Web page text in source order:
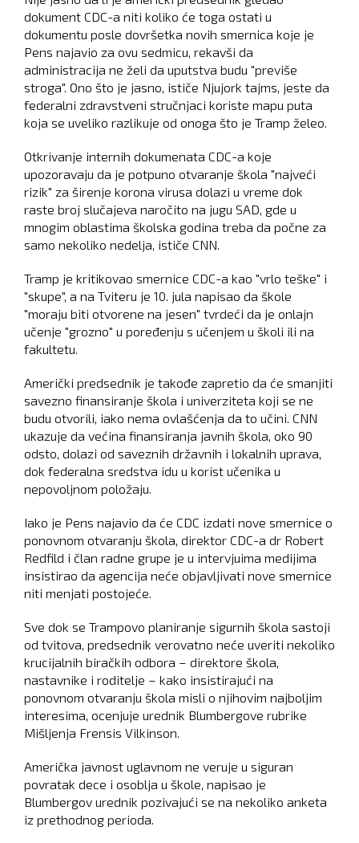
dokument CDC-a niti koliko će toga ostati u
dokumentu posle dovršetka novih smernica koje je
Pens najavio za ovu sedmicu, rekavši da
administracija ne želi da uputstva budu "previše
stroga". Ono što je jasno, ističe Njujork tajms, jeste da
federalni zdravstveni stručnjaci koriste mapu puta
koja se uveliko razlikuje od onoga što je Tramp želeo.
Otkrivanje internih dokumenata CDC-a koje
upozoravaju da je potpuno otvaranje škola "najveći
rizik" za širenje korona virusa dolazi u vreme dok
raste broj slučajeva naročito na jugu SAD, gde u
mnogim oblastima školska godina treba da počne za
samo nekoliko nedelja, ističe CNN.
Tramp je kritikovao smernice CDC-a kao "vrlo teške" i
"skupe", a na Tviteru je 10. jula napisao da škole
"moraju biti otvorene na jesen" tvrdeći da je onlajn
učenje "grozno" u poređenju s učenjem u školi ili na
fakultetu.
Američki predsednik je takođe zapretio da će smanjiti
savezno finansiranje škola i univerziteta koji se ne
budu otvorili, iako nema ovlašćenja da to učini. CNN
ukazuje da većina finansiranja javnih škola, oko 90
odsto, dolazi od saveznih državnih i lokalnih uprava,
dok federalna sredstva idu u korist učenika u
nepovoljnom položaju.
Iako je Pens najavio da će CDC izdati nove smernice o
ponovnom otvaranju škola, direktor CDC-a dr Robert
Redfild i član radne grupe je u intervjuima medijima
insistirao da agencija neće objavljivati nove smernice
niti menjati postojeće.
Sve dok se Trampovo planiranje sigurnih škola sastoji
od tvitova, predsednik verovatno neće uveriti nekoliko
krucijalnih biračkih odbora – direktore škola,
nastavnike i roditelje – kako insistirajući na
ponovnom otvaranju škola misli o njihovim najboljim
interesima, ocenjuje urednik Blumbergove rubrike
Mišljenja Frensis Vilkinson.
Američka javnost uglavnom ne veruje u siguran
povratak dece i osoblja u škole, napisao je
Blumbergov urednik pozivajući se na nekoliko anketa
iz prethodnog perioda.